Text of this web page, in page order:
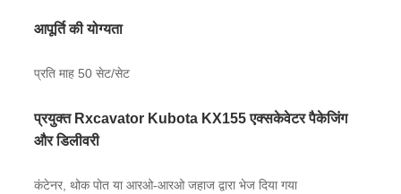
आपूर्ति की योग्यता
प्रति माह 50 सेट/सेट
प्रयुक्त Rxcavator Kubota KX155 एक्सकेवेटर पैकेजिंग
और डिलीवरी
कंटेनर, थोक पोत या आरओ-आरओ जहाज द्वारा भेज दिया गया